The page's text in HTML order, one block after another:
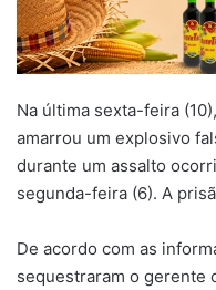
Na última sexta-feira
amarrou um explosivo
durante um assalto
segunda-feira (6). A
De acordo com as
sequestraram o gerente